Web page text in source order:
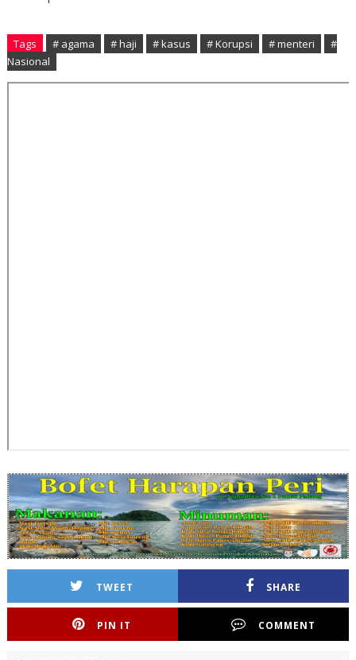
Tags # agama # haji # kasus # Korupsi # menteri
#
Nasional
TWEET SHARE
PIN IT COMMENT